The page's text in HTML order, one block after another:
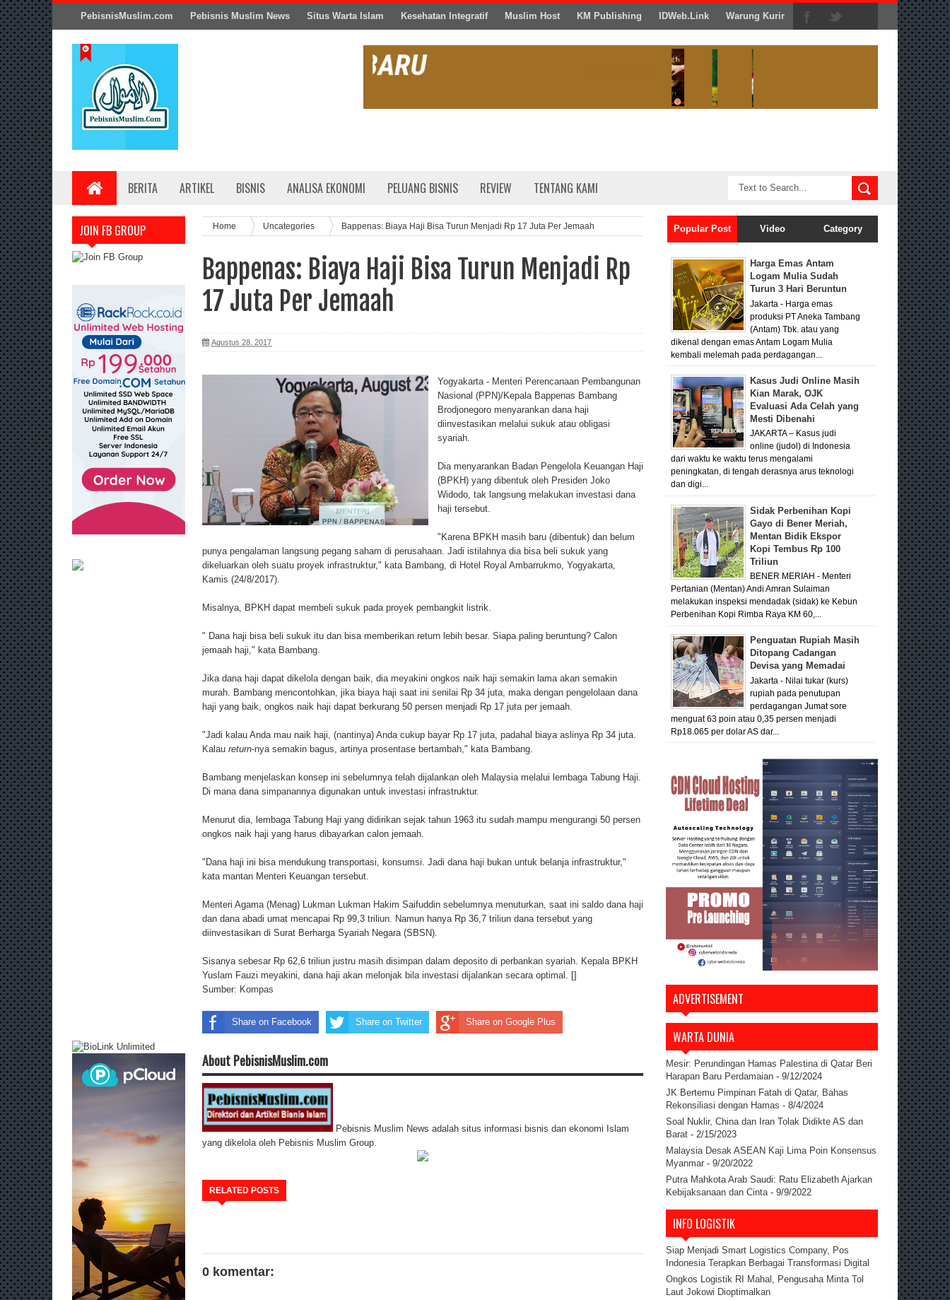
PebisnisMuslim.com Pebisnis Muslim News Situs Warta Islam Kesehatan Integratif Muslim Host KM Publishing IDWeb.Link Warung Kurir
BERITA ARTIKEL BISNIS ANALISA EKONOMI PELUANG BISNIS REVIEW TENTANG KAMI
JOIN FB GROUP Home Uncategories Bappenas: Biaya Haji Bisa Turun Menjadi Rp 17 Juta Per Jemaah
Bappenas: Biaya Haji Bisa Turun Menjadi Rp
17 Juta Per Jemaah
Agustus 28, 2017
Yogyakarta - Menteri Perencanaan Pembangunan
Nasional (PPN)/Kepala Bappenas Bambang
Brodjonegoro menyarankan dana haji
diinvestasikan melalui sukuk atau obligasi
syariah.
Dia menyarankan Badan Pengelola Keuangan Haji
(BPKH) yang dibentuk oleh Presiden Joko
Widodo, tak langsung melakukan investasi dana
haji tersebut.
"Karena BPKH masih baru (dibentuk) dan belum
punya pengalaman langsung pegang saham di perusahaan. Jadi istilahnya dia bisa beli sukuk yang
dikeluarkan oleh suatu proyek infrastruktur," kata Bambang, di Hotel Royal Ambarrukmo, Yogyakarta,
Kamis (24/8/2017).
Misalnya, BPKH dapat membeli sukuk pada proyek pembangkit listrik.
" Dana haji bisa beli sukuk itu dan bisa memberikan return lebih besar. Siapa paling beruntung? Calon
jemaah haji," kata Bambang.
Jika dana haji dapat dikelola dengan baik, dia meyakini ongkos naik haji semakin lama akan semakin
murah. Bambang mencontohkan, jika biaya haji saat ini senilai Rp 34 juta, maka dengan pengelolaan dana
haji yang baik, ongkos naik haji dapat berkurang 50 persen menjadi Rp 17 juta per jemaah.
"Jadi kalau Anda mau naik haji, (nantinya) Anda cukup bayar Rp 17 juta, padahal biaya aslinya Rp 34 juta.
Kalau return-nya semakin bagus, artinya prosentase bertambah," kata Bambang.
Bambang menjelaskan konsep ini sebelumnya telah dijalankan oleh Malaysia melalui lembaga Tabung Haji.
Di mana dana simpanannya digunakan untuk investasi infrastruktur.
Menurut dia, lembaga Tabung Haji yang didirikan sejak tahun 1963 itu sudah mampu mengurangi 50 persen
ongkos naik haji yang harus dibayarkan calon jemaah.
"Dana haji ini bisa mendukung transportasi, konsumsi. Jadi dana haji bukan untuk belanja infrastruktur,"
kata mantan Menteri Keuangan tersebut.
Menteri Agama (Menag) Lukman Lukman Hakim Saifuddin sebelumnya menuturkan, saat ini saldo dana haji
dan dana abadi umat mencapai Rp 99,3 triliun. Namun hanya Rp 36,7 triliun dana tersebut yang
diinvestasikan di Surat Berharga Syariah Negara (SBSN).
Sisanya sebesar Rp 62,6 triliun justru masih disimpan dalam deposito di perbankan syariah. Kepala BPKH
Yuslam Fauzi meyakini, dana haji akan melonjak bila investasi dijalankan secara optimal. []
Sumber: Kompas
Share on Facebook Share on Twitter Share on Google Plus
About PebisnisMuslim.com
Pebisnis Muslim News adalah situs informasi bisnis dan ekonomi Islam
yang dikelola oleh Pebisnis Muslim Group.
RELATED POSTS
0 komentar:
Popular Post Video Category
Harga Emas Antam
Logam Mulia Sudah
Turun 3 Hari Beruntun
Jakarta - Harga emas
produksi PT Aneka Tambang
(Antam) Tbk. atau yang
dikenal dengan emas Antam Logam Mulia
kembali melemah pada perdagangan...
Kasus Judi Online Masih
Kian Marak, OJK
Evaluasi Ada Celah yang
Mesti Dibenahi
JAKARTA – Kasus judi
online (judol) di Indonesia
dari waktu ke waktu terus mengalami
peningkatan, di tengah derasnya arus teknologi
dan digi...
Sidak Perbenihan Kopi
Gayo di Bener Meriah,
Mentan Bidik Ekspor
Kopi Tembus Rp 100
Triliun
BENER MERIAH - Menteri
Pertanian (Mentan) Andi Amran Sulaiman
melakukan inspeksi mendadak (sidak) ke Kebun
Perbenihan Kopi Rimba Raya KM 60,...
Penguatan Rupiah Masih
Ditopang Cadangan
Devisa yang Memadai
Jakarta - Nilai tukar (kurs)
rupiah pada penutupan
perdagangan Jumat sore
menguat 63 poin atau 0,35 persen menjadi
Rp18.065 per dolar AS dar...
ADVERTISEMENT
WARTA DUNIA
Mesir: Perundingan Hamas Palestina di Qatar Beri
Harapan Baru Perdamaian - 9/12/2024
JK Bertemu Pimpinan Fatah di Qatar, Bahas
Rekonsiliasi dengan Hamas - 8/4/2024
Soal Nuklir, China dan Iran Tolak Didikte AS dan
Barat - 2/15/2023
Malaysia Desak ASEAN Kaji Lima Poin Konsensus
Myanmar - 9/20/2022
Putra Mahkota Arab Saudi: Ratu Elizabeth Ajarkan
Kebijaksanaan dan Cinta - 9/9/2022
INFO LOGISTIK
Siap Menjadi Smart Logistics Company, Pos
Indonesia Terapkan Berbagai Transformasi Digital
Ongkos Logistik RI Mahal, Pengusaha Minta Tol
Laut Jokowi Dioptimalkan